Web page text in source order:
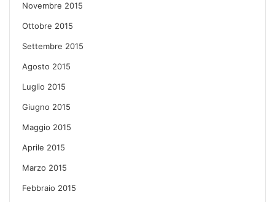
Novembre 2015
Ottobre 2015
Settembre 2015
Agosto 2015
Luglio 2015
Giugno 2015
Maggio 2015
Aprile 2015
Marzo 2015
Febbraio 2015